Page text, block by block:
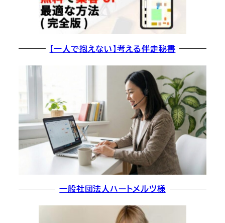
【一人で抱えない】考える伴走秘書
一般社団法人ハートメルツ様